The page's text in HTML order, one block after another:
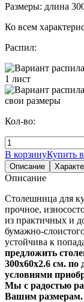
Размеры: длина
Ко всем
Распил:
1 лист
свои размеры
Кол-во:
В корзинуКупить
Описание
Описание
Столешница для
прочное,
из практичных и
бумажно-
устойчива к
предложить
300x60x2.6 см.
условиями
Мы с радостью
Вашим размерам.